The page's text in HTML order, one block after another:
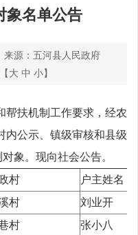
象名单公告
来源：五河县人民政府
大 中 小】
扶机制工作要求， 经农
内公示、镇级审核和县级
对象。现向社会公告。
村
户主姓名
村
刘业开
村
张小八